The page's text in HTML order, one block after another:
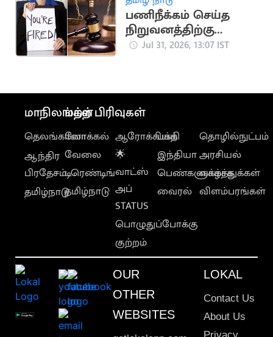
பணிநீக்கம் செய்த
நிறுவனத்திற்கு
எதிராக வழக்கு.. ரூ.19
Jul 31, 2026, 13:07 IST
மாநிலங்கள்
தெலங்கானா
ஆந்திர
பிரதேசம்
தமிழ்நாடு
மற்ற பிரிவுகள்
லோக்கல்
வேலை
டிரெண்டிங்
தமிழ்நாடு
ஆரோக்கியம்
🌟
வாட்ஸ்
அப்
STATUS
பொழுதுப்போக்கு
குற்றம்
பக்தி
இந்தியா
பெண்களுக்காக
வைரல்
தொழில்நுட்பம்
அரசியல்
வாழ்த்துக்கள்
விளம்பரங்கள்
OUR
OTHER
WEBSITES
LOKAL
Contact Us
About Us
Privacy